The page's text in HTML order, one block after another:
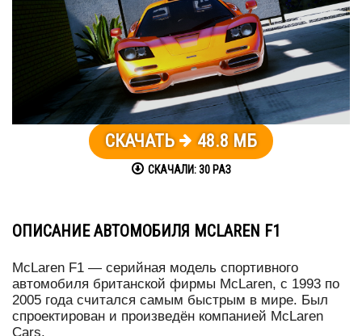
СКАЧАТЬ 48.8 МБ
СКАЧАЛИ:30 РАЗ
ОПИСАНИЕ АВТОМОБИЛЯ MCLAREN F1
McLaren F1 — серийная модель спортивного
автомобиля британской фирмы McLaren, с 1993 по
2005 года считался самым быстрым в мире. Был
спроектирован и произведён компанией McLaren
Cars.